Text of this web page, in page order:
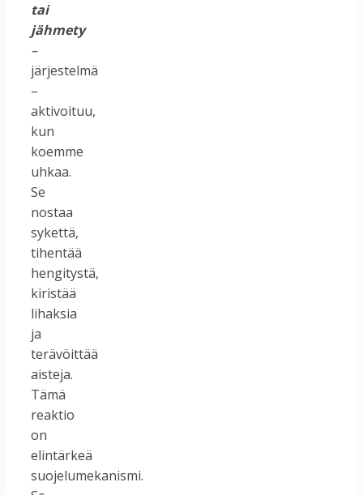
tai
jähmety
–
järjestelmä
–
aktivoituu,
kun
koemme
uhkaa.
Se
nostaa
sykettä,
tihentää
hengitystä,
kiristää
lihaksia
ja
terävöittää
aisteja.
Tämä
reaktio
on
elintärkeä
suojelumekanismi.